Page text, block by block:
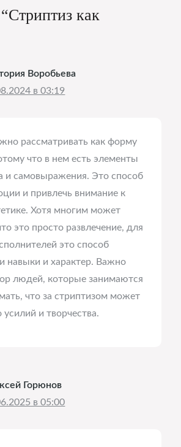
как
Воробьева
в 03:19
рассматривать как форму
что в нем есть элементы
и самовыражения. Это способ
и привлечь внимание к
Хотя многим может
это просто развлечение, для
это способ
навыки и характер. Важно
людей, которые занимаются
что за стриптизом может
усилий и творчества.
Горюнов
в 05:00